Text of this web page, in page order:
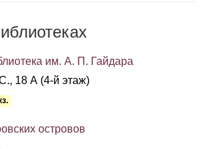
им. А. П. Гайдара
18 А (4-й этаж)
островов